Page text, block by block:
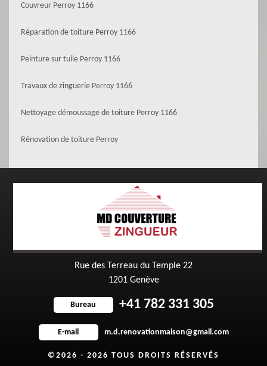
Couvreur Perroy 1166
Réparation de toiture Perroy 1166
Peinture sur tuile Perroy 1166
Travaux de zinguerie Perroy 1166
Nettoyage démoussage de toiture Perroy 1166
Rénovation de toiture Perroy
Rue des Terreau du Temple 22
1201 Genève
Bureau +41 782 331 305
E-mail m.d.renovationmaison@gmail.com
©2026 - 2026 TOUS DROITS RÉSERVÉS